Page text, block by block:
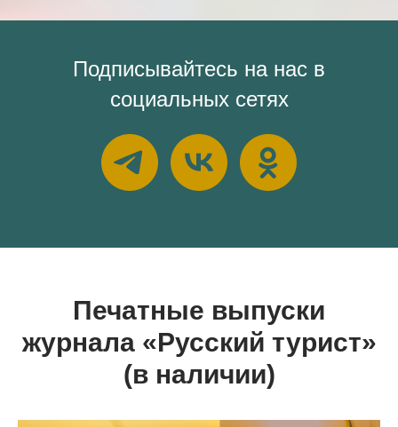
Подписывайтесь на нас в
социальных сетях
Печатные выпуски
журнала «Русский турист»
(в наличии)